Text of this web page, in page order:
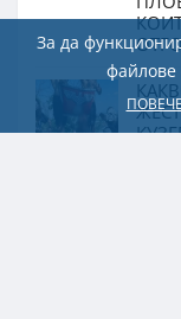
За да
файлове